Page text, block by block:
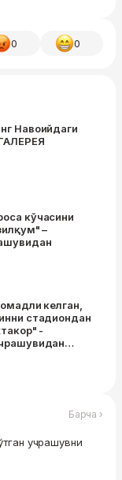
0 0
Навоийдаги
кўчасини
–
келган,
стадиондан
-
Барча ›
учрашувни